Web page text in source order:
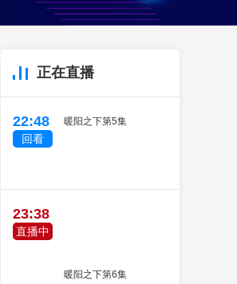
5G 産業+
網展 央央好物
正在直播
22:48
回看
暖阳之下第5集
23:38
直播中
暖阳之下第6集